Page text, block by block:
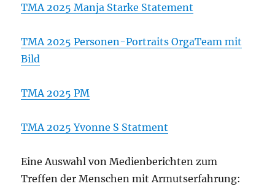
TMA 2025 Manja Starke Statement
TMA 2025 Personen-Portraits OrgaTeam mit
Bild
TMA 2025 PM
TMA 2025 Yvonne S Statment
Eine Auswahl von Medienberichten zum
Treffen der Menschen mit Armutserfahrung: